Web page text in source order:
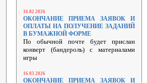
16.02.2026
ОКОНЧАНИЕ ПРИЕМА ЗАЯВОК И
ОПЛАТЫ НА ПОЛУЧЕНИЕ ЗАДАНИЙ
В БУМАЖНОЙ ФОРМЕ
По обычной почте будет прислан
конверт (бандероль) с материалами
игры
16.03.2026
ОКОНЧАНИЕ ПРИЕМА ЗАЯВОК И